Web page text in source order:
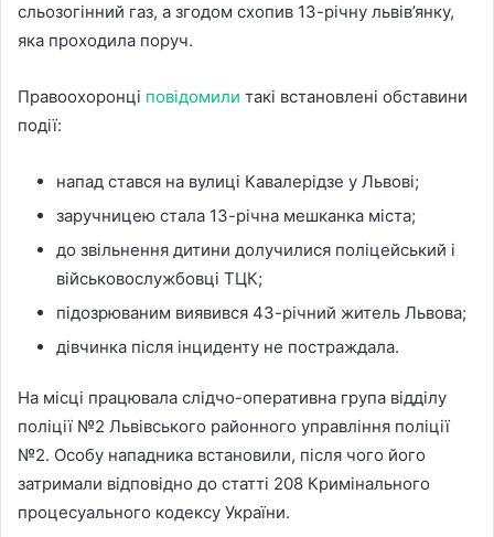
сльозогінний газ, а згодом схопив 13-річну львів’янку,
яка проходила поруч.
Правоохоронці повідомили такі встановлені обставини
події:
напад стався на вулиці Кавалерідзе у Львові;
заручницею стала 13-річна мешканка міста;
до звільнення дитини долучилися поліцейський і
військовослужбовці ТЦК;
підозрюваним виявився 43-річний житель Львова;
дівчинка після інциденту не постраждала.
На місці працювала слідчо-оперативна група відділу
поліції №2 Львівського районного управління поліції
№2. Особу нападника встановили, після чого його
затримали відповідно до статті 208 Кримінального
процесуального кодексу України.